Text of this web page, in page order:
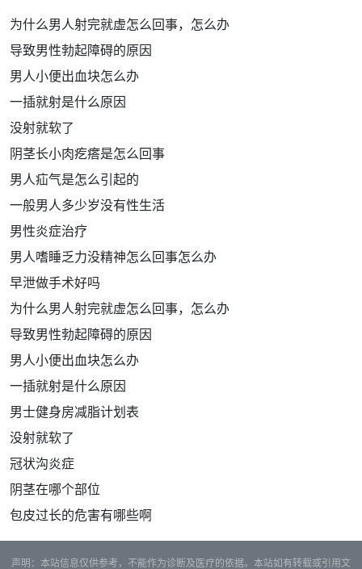
为什么男人射完就虚怎么回事，怎么办
导致男性勃起障碍的原因
男人小便出血块怎么办
一插就射是什么原因
没射就软了
阴茎长小肉疙瘩是怎么回事
男人疝气是怎么引起的
一般男人多少岁没有性生活
男性炎症治疗
男人嗜睡乏力没精神怎么回事怎么办
早泄做手术好吗
为什么男人射完就虚怎么回事，怎么办
导致男性勃起障碍的原因
男人小便出血块怎么办
一插就射是什么原因
男士健身房减脂计划表
没射就软了
冠状沟炎症
阴茎在哪个部位
包皮过长的危害有哪些啊
声明：本站信息仅供参考，不能作为诊断及医疗的依据。本站如有转载或引用文